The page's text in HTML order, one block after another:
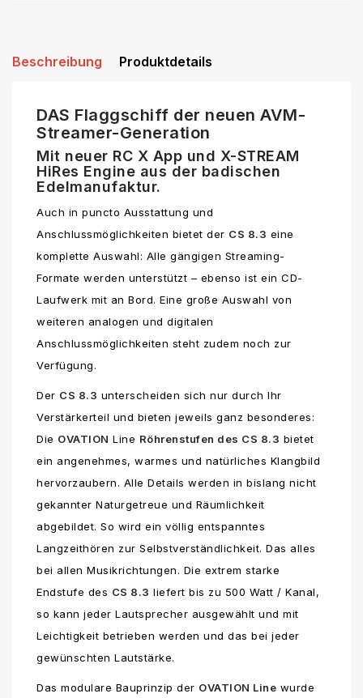
Beschreibung Produktdetails
DAS Flaggschiff der neuen AVM-
Streamer-Generation
Mit neuer RC X App und X-STREAM
HiRes Engine aus der badischen
Edelmanufaktur.
Auch in puncto Ausstattung und
Anschlussmöglichkeiten bietet der CS 8.3 eine
komplette Auswahl: Alle gängigen Streaming-
Formate werden unterstützt – ebenso ist ein CD-
Laufwerk mit an Bord. Eine große Auswahl von
weiteren analogen und digitalen
Anschlussmöglichkeiten steht zudem noch zur
Verfügung.
Der CS 8.3 unterscheiden sich nur durch Ihr
Verstärkerteil und bieten jeweils ganz besonderes:
Die OVATION Line Röhrenstufen des CS 8.3 bietet
ein angenehmes, warmes und natürliches Klangbild
hervorzaubern. Alle Details werden in bislang nicht
gekannter Naturgetreue und Räumlichkeit
abgebildet. So wird ein völlig entspanntes
Langzeithören zur Selbstverständlichkeit. Das alles
bei allen Musikrichtungen. Die extrem starke
Endstufe des CS 8.3 liefert bis zu 500 Watt / Kanal,
so kann jeder Lautsprecher ausgewählt und mit
Leichtigkeit betrieben werden und das bei jeder
gewünschten Lautstärke.
Das modulare Bauprinzip der OVATION Line wurde